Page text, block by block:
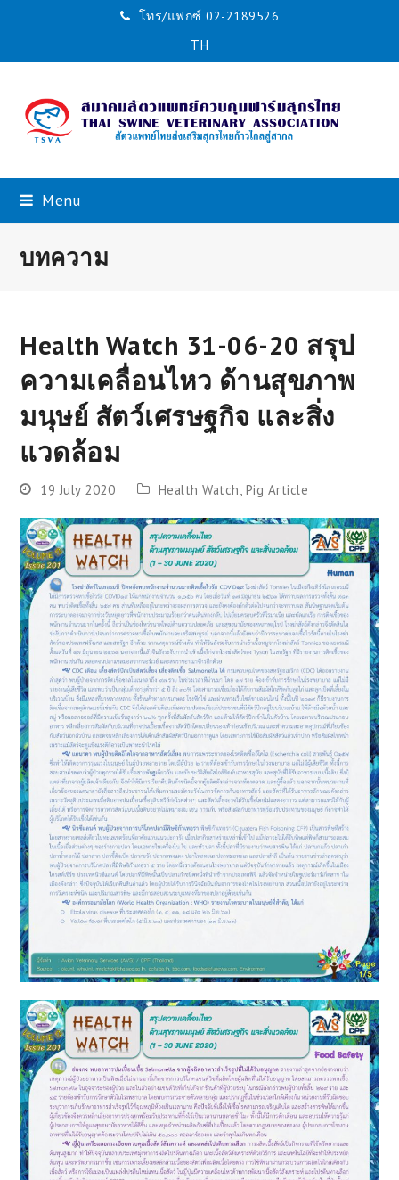
โทร/แฟกซ์ 02-2189526
TH
Menu
บทความ
Health Watch 31-06-20 สรุป
ความเคลื่อนไหว ด้านสุขภาพ
มนุษย์ สัตว์เศรษฐกิจ และสิ่ง
แวดล้อม
19 July 2020 Health Watch Pig Article